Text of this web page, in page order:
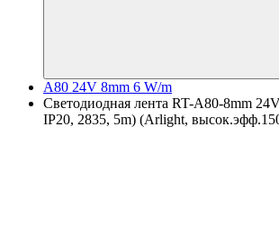
A80 24V 8mm 6 W/m
Светодиодная лента RT-A80-8mm
IP20, 2835, 5m) (Arlight,